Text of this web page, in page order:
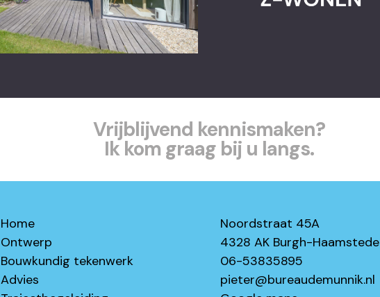
Vrijblijvend kennismaken?
Ik kom graag bij u langs.
Home
Ontwerp
Bouwkundig tekenwerk
Advies
Noordstraat 45A
4328 AK Burgh-Haamstede
06-53835895
pieter@bureaudemunnik.nl